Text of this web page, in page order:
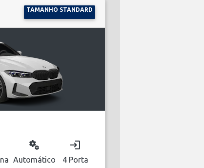
TAMANHO STANDARD
miscellaneous_services
Automático
login
4 Porta